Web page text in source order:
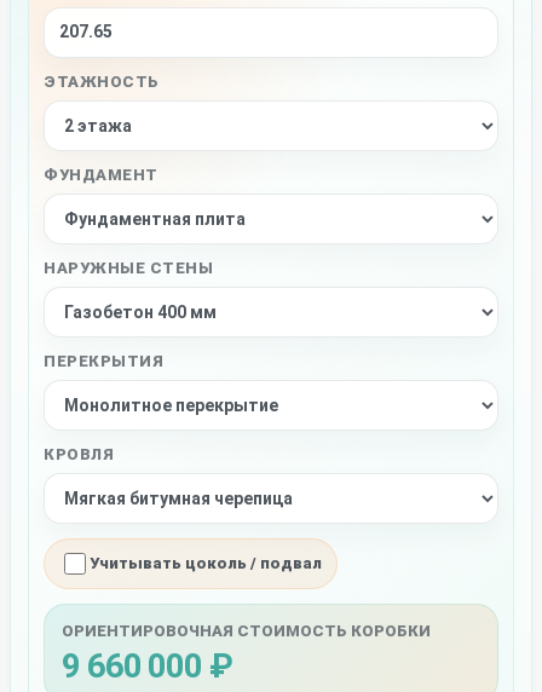
ЭТАЖНОСТЬ
ФУНДАМЕНТ
НАРУЖНЫЕ СТЕНЫ
ПЕРЕКРЫТИЯ
КРОВЛЯ
Учитывать цоколь / подвал
ОРИЕНТИРОВОЧНАЯ СТОИМОСТЬ КОРОБКИ
9 660 000 ₽